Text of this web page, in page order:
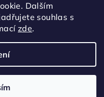
Dalším
souhlas s
zde.